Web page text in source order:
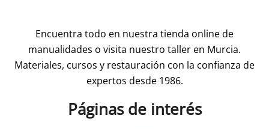
Encuentra todo en nuestra tienda online de
manualidades o visita nuestro taller en Murcia.
Materiales, cursos y restauración con la confianza de
expertos desde 1986.
Páginas de interés